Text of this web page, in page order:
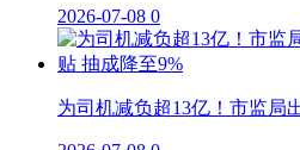
2026-07-08 0
为司机减负超13亿！市监局